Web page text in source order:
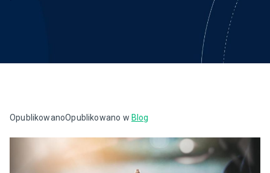
OpublikowanoOpublikowano w Blog